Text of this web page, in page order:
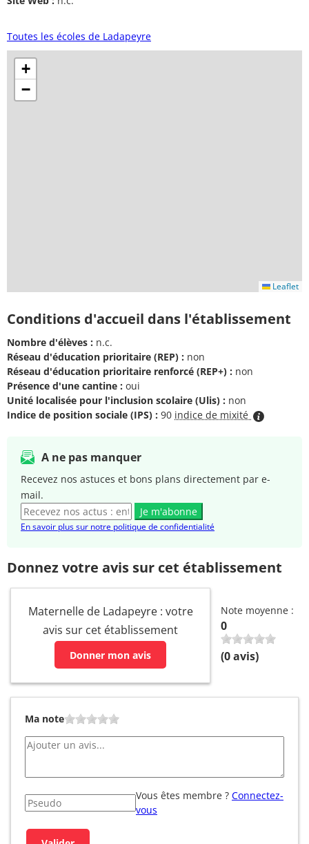
Toutes les écoles de Ladapeyre
+
−
Leaflet
Conditions d'accueil dans l'établissement
Nombre d'élèves : n.c.
Réseau d'éducation prioritaire (REP) : non
Réseau d'éducation prioritaire renforcé (REP+) : non
Présence d'une cantine : oui
Unité localisée pour l'inclusion scolaire (Ulis) : non
Indice de position sociale (IPS) : 90 indice de mixité
A ne pas manquer
Recevez nos astuces et bons plans directement par e-
mail.
Je m'abonne
En savoir plus sur notre politique de confidentialité
Donnez votre avis sur cet établissement
Maternelle de Ladapeyre : votre
avis sur cet établissement
Donner mon avis
Note moyenne :
0
(0avis)
Ma note
Vous êtes membre ? Connectez-
vous